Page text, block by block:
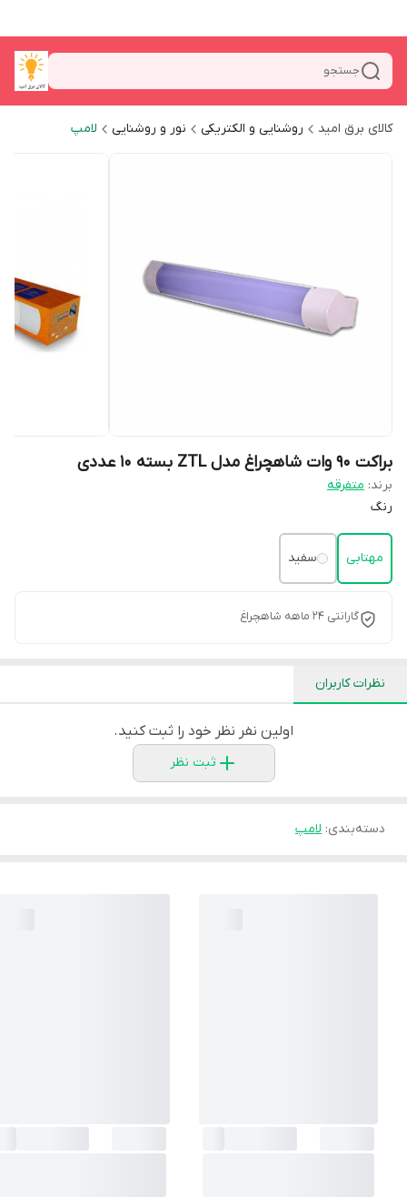
جستجو
کالای برق امید روشنایی و الکتریکی نور و روشنایی لامپ
براکت 90 وات شاهچراغ مدل ZTL بسته ۱۰ عددی
برند: متفرقه
رنگ
مهتابی سفید
گارانتی 24 ماهه شاهچراغ
نظرات کاربران
اولین نفر نظر خود را ثبت کنید.
ثبت نظر
دسته‌بندی: لامپ